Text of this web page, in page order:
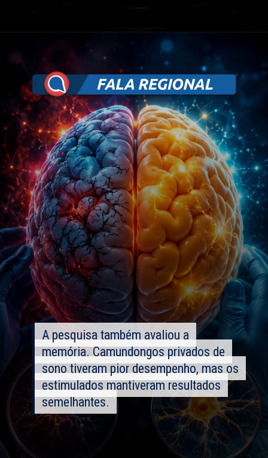
A pesquisa também avaliou a
memória. Camundongos privados de
sono tiveram pior desempenho, mas os
estimulados mantiveram resultados
semelhantes.
A pesquisa também avaliou a
memória. Camundongos privados de
sono tiveram pior desempenho, mas os
estimulados mantiveram resultados
semelhantes.